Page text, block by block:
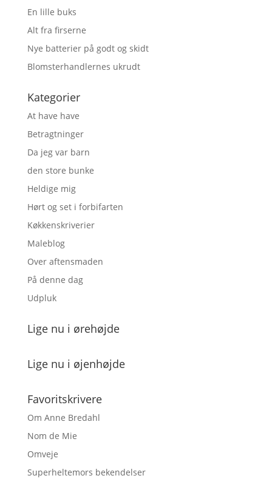
En lille buks
Alt fra firserne
Nye batterier på godt og skidt
Blomsterhandlernes ukrudt
Kategorier
At have have
Betragtninger
Da jeg var barn
den store bunke
Heldige mig
Hørt og set i forbifarten
Køkkenskriverier
Maleblog
Over aftensmaden
På denne dag
Udpluk
Lige nu i ørehøjde
Lige nu i øjenhøjde
Favoritskrivere
Om Anne Bredahl
Nom de Mie
Omveje
Superheltemors bekendelser